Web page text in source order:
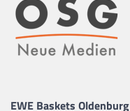
EWE Baskets Oldenburg